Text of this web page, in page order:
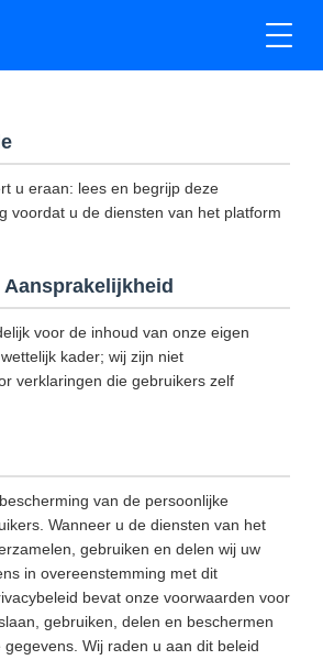
u eraan: lees en begrijp deze
voordat u de diensten van het platform
voor de inhoud van onze eigen
kader; wij zijn niet
verklaringen die gebruikers zelf
van de persoonlijke
Wanneer u de diensten van het
gebruiken en delen wij uw
in overeenstemming met dit
bevat onze voorwaarden voor
gebruiken, delen en beschermen
Wij raden u aan dit beleid